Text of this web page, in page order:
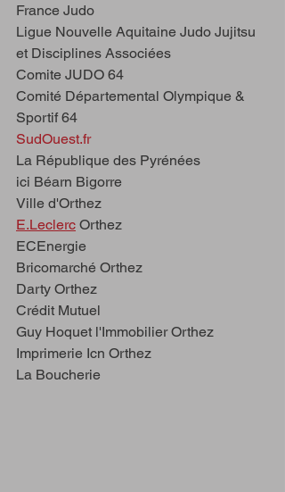
France Judo
Ligue Nouvelle Aquitaine Judo Jujitsu
et Disciplines Associées
Comite JUDO 64
Comité Départemental Olympique &
Sportif 64
SudOuest.fr
La République des Pyrénées
ici Béarn Bigorre
Ville d'Orthez
E.Leclerc Orthez
ECEnergie
Bricomarché Orthez
Darty Orthez
Crédit Mutuel
Guy Hoquet l'Immobilier Orthez
Imprimerie Icn Orthez
La Boucherie